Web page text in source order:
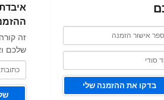
בדקו את ההזמנה שלי
זה
שלכם
האימייל
שלכם